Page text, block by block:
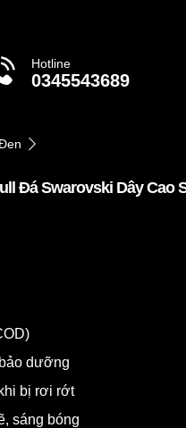
Hotline
0345543689
Đá Swarovski Dây Cao
dưỡng
bị rơi rớt
sáng bóng